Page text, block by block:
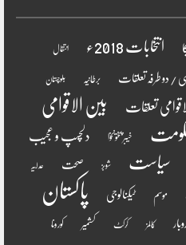
انتخابات 2018ء انتقال
/ دو طرفہ تعلقات برطانیہ بلوچستان
تعلقات
بین الاقوامی
خیبر پختونخوا دلچسپ و عجیب
سیاست شوبز صحت عدلیہ
موسم ٹیکنالوجی پاکستان
کالمز کرکٹ کشمیر کورونا